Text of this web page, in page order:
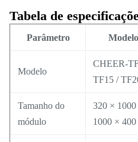
Tabela de
Parâmetro
Modelo
CHEER-
TF15 /
Tamanho do
módulo
320 ×
1000 ×